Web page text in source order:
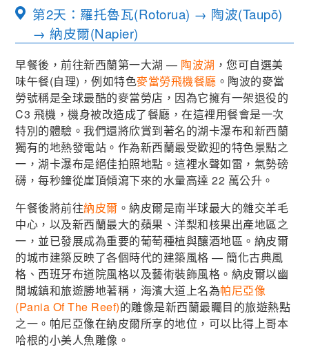
第2天：羅托魯瓦(Rotorua) → 陶波(Taupō)
→ 納皮爾(Napier)
早餐後，前往新西蘭第一大湖 — 陶波湖 ，您可自選美
味午餐(自理)，例如特色麥當勞飛機餐廳 。陶波的麥當
勞號稱是全球最酷的麥當勞店，因為它擁有一架退役的
C3 飛機，機身被改造成了餐廳，在這裡用餐會是一次
特別的體驗。我們還將欣賞到著名的湖卡瀑布和新西蘭
獨有的地熱發電站。作為新西蘭最受歡迎的特色景點之
一，湖卡瀑布是絕佳拍照地點。這裡水聲如雷，氣勢磅
礴，每秒鐘從崖頂傾瀉下來的水量高達 22 萬公升。
午餐後將前往納皮爾 。納皮爾是南半球最大的雜交羊毛
中心，以及新西蘭最大的蘋果、洋梨和核果出產地區之
一，並已發展成為重要的葡萄種植與釀酒地區。納皮爾
的城市建築反映了各個時代的建築風格 — 簡化古典風
格、西班牙布道院風格以及藝術裝飾風格。納皮爾以幽
閒城鎮和旅遊勝地著稱，海濱大道上名為帕尼亞像
(Pania Of The Reef)的雕像是新西蘭最矚目的旅遊熱點
之一。帕尼亞像在納皮爾所享的地位，可以比得上哥本
哈根的小美人魚雕像。